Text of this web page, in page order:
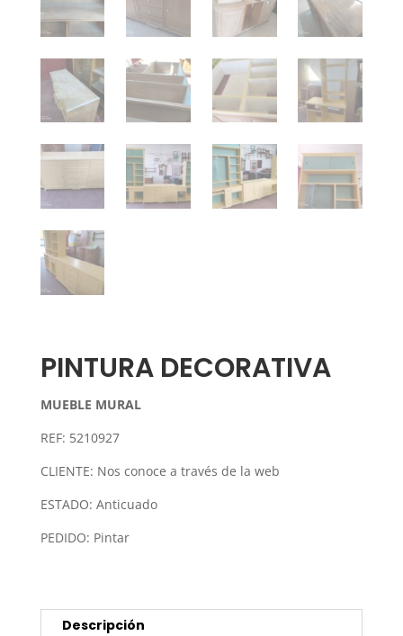
PINTURA DECORATIVA
MUEBLE MURAL
REF: 5210927
CLIENTE: Nos conoce a través de la web
ESTADO: Anticuado
PEDIDO: Pintar
Descripción